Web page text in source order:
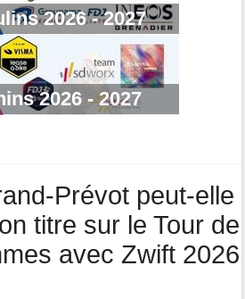
avec UAE Team Emirates-XRG pour 5
passer pro trois jeunes de sa formation
2026 - 2027
2026 - 2027
Prévot peut-elle
titre sur le Tour de
avec Zwift 2026